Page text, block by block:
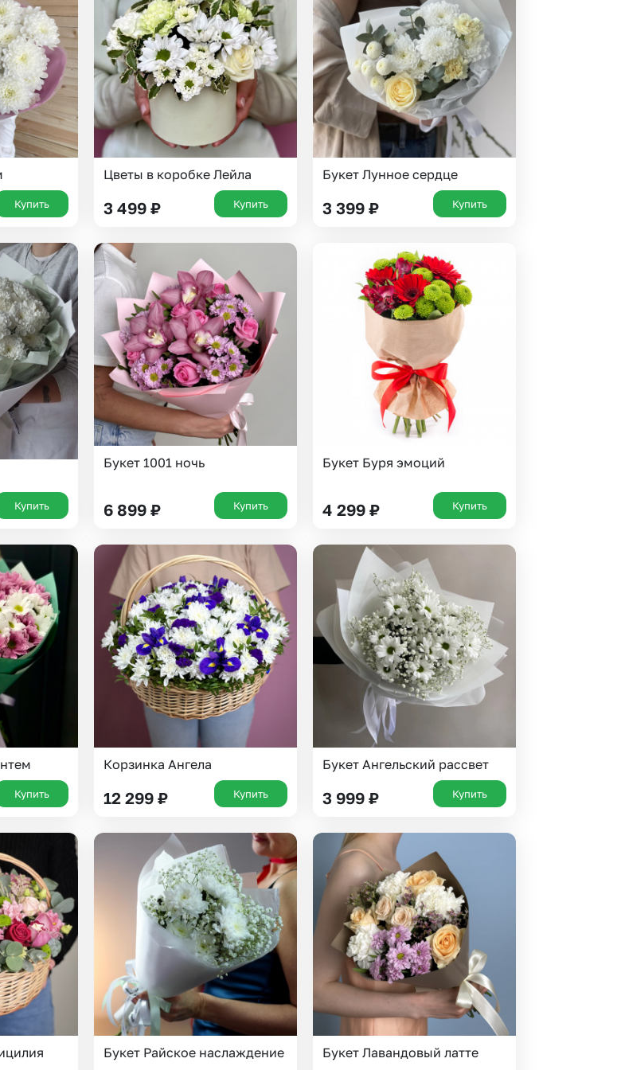
Insta букеты
Хиты продаж
Новинки
До 10000 рублей
Черная пятница
Все категории
Купить
Цветы в коробке Лейла
3 499 ₽ Купить
Букет Лунное сердце
3 399 ₽ Купить
Купить
Букет 1001 ночь
6 899 ₽ Купить
Букет Буря эмоций
4 299 ₽ Купить
Купить
Корзинка Ангела
12 299 ₽ Купить
Букет Ангельский рассвет
3 999 ₽ Купить
Букет Райское наслаждение Букет Лавандовый латте